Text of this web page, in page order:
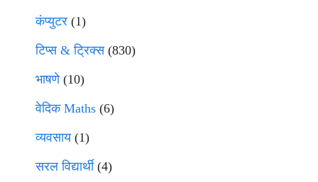
कंप्युटर (1)
टिप्स & ट्रिक्स(830)
भाषणे(10)
वेदिक Maths (6)
व्यवसाय(1)
सरल विद्यार्थी(4)